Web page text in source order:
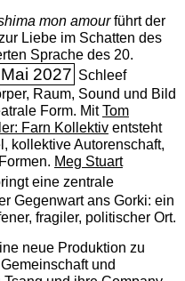
mon amourführt der
Liebe im Schatten des
Sprache des 20.
2027 Schleef
Raum, Sound und Bild
Form. MitTom
Farn Kollektiventsteht
kollektive Autorenschaft,
Meg Stuart
eine zentrale
Gegenwart ans Gorki: ein
fragiler, politischer Ort.
neue Produktion zu
und